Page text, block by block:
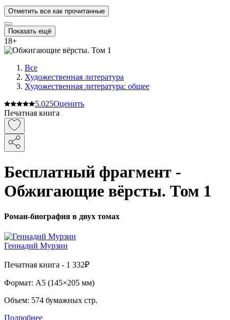
Отметить все как прочитанные
Показать ещё
18+
Все
Художественная литература
Художественная литература: общее
5.025Оценить
Печатная книга
Бесплатный фрагмент -
Обжигающие вёрсты. Том 1
Роман-биография в двух томах
Геннадий Мурзин
Печатная книга - 1 332₽
Формат: A5 (145×205 мм)
Объем: 574 бумажных стр.
Подробнее